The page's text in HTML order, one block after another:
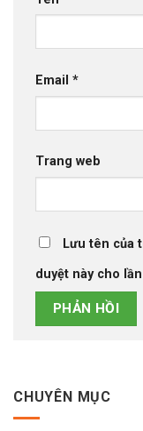
Email *
Trang web
Lưu tên của
duyệt này cho
CHUYÊN MỤC